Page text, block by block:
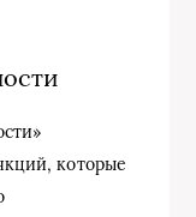
которые